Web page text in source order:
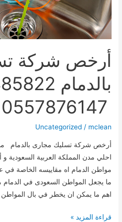
أرخص شركة
0557876147
Uncategorized/ mclean
أرخص شركة تسليك مجارى بالدمام
احلي مدن المملكة العربية السعودية و
مواطن الدمام اه مقاييسه الخاصة في
ما يجعل المواطن السعودى في الدمام
اهم ما يمكن ان يخطر في بال
أرخص
قراءة المزيد »